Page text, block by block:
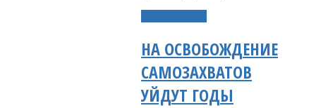
НА ОСВОБОЖДЕНИЕ
САМОЗАХВАТОВ
УЙДУТ ГОДЫ